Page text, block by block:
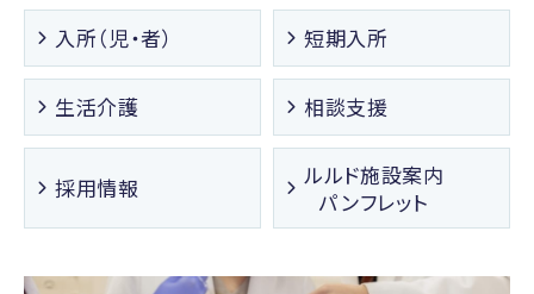
入所（児・者） 短期入所
生活介護 相談支援
採用情報
ルルド施設案内
パンフレット